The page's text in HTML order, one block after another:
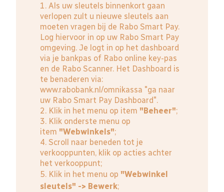
1. Als uw sleutels binnenkort gaan
verlopen zult u nieuwe sleutels aan
moeten vragen bij de Rabo Smart Pay.
Log hiervoor in op uw Rabo Smart Pay
omgeving. Je logt in op het dashboard
via je bankpas of Rabo online key-pas
en de Rabo Scanner. Het Dashboard is
te benaderen via:
www.rabobank.nl/omnikassa "ga naar
uw Rabo Smart Pay Dashboard".
2. Klik in het menu op item "Beheer";
3. Klik onderste menu op
item "Webwinkels";
4. Scroll naar beneden tot je
verkooppunten, klik op acties achter
het verkooppunt;
5. Klik in het menu op "Webwinkel
sleutels" -> Bewerk;